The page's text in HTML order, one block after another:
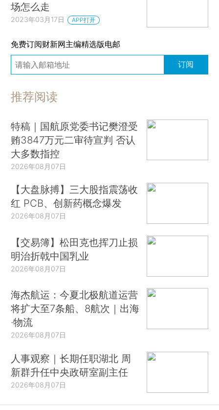
场怎么走
2023年03月17日 APP打开
免费订阅财新网主编精选版电邮
订阅
推荐阅读
特稿｜国航原党委书记樊澄受
贿3847万元二审待宣判 否认
大多数指控
2026年08月07日
【大盘脉搏】三大股指震荡收
红 PCB、创新药概念爆发
2026年08月07日
【交易簿】松田克也挥刀止损
明治折戟中国乳业
2026年08月07日
海杰航运：今夏北极航道运营
将扩大至7条船、8航次｜出海
·物流
2026年08月07日
人事观察｜长期任职湖北 周
新群升任中央政研室副主任
2026年08月07日